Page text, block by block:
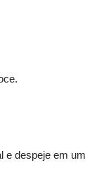
e despeje em um